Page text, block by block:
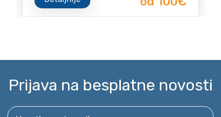
Prijava na besplatne novosti
Unesite svoj email